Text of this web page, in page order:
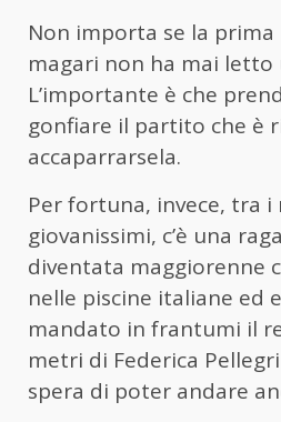
Non importa se la
magari non ha mai letto
L’importante è che
gonfiare il partito che è
accaparrarsela.
Per fortuna, invece, tra i
giovanissimi, c’è una
diventata maggiorenne
nelle piscine italiane ed
mandato in frantumi il
metri di Federica
spera di poter andare